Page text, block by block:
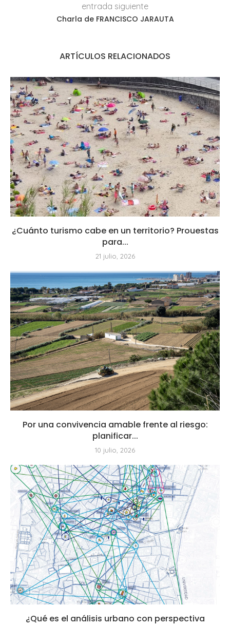
entrada siguiente
Charla de FRANCISCO JARAUTA
ARTÍCULOS RELACIONADOS
¿Cuánto turismo cabe en un territorio? Prouestas
para...
21 julio, 2026
Por una convivencia amable frente al riesgo:
planificar...
10 julio, 2026
¿Qué es el análisis urbano con perspectiva